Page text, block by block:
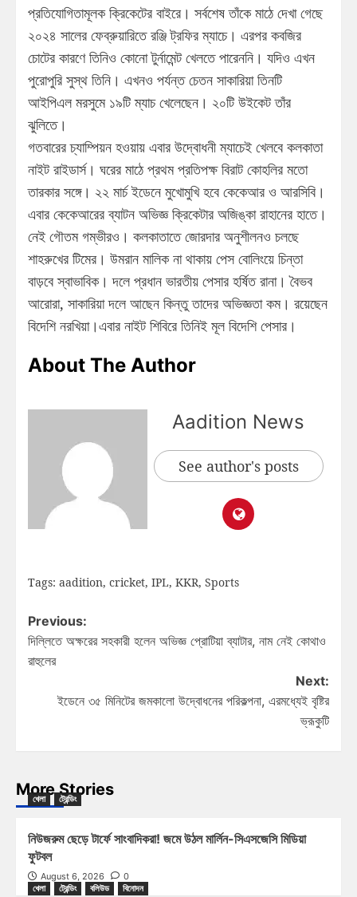
প্রতিযোগিতামূলক ক্রিকেটের বাইরে। সর্বশেষ তাঁকে মাঠে দেখা গেছে
২০২৪ সালের ফেব্রুয়ারিতে রঞ্জি ট্রফির ম্যাচে। এরপর কবজির
চোটের কারণে তিনিও কোনো টুর্নামেন্ট খেলতে পারেননি। যদিও এখন
পুরোপুরি সুস্থ তিনি। এখনও পর্যন্ত চেতন সাকারিয়া তিনটি
আইপিএল মরসুমে ১৯টি ম্যাচ খেলেছেন। ২০টি উইকেট তাঁর
ঝুলিতে।
গতবারের চ্যাম্পিয়ন হওয়ায় এবার উদ্বোধনী ম্যাচেই খেলবে কলকাতা
নাইট রাইডার্স। ঘরের মাঠে প্রথম প্রতিপক্ষ বিরাট কোহলির মতো
তারকার সঙ্গে। ২২ মার্চ ইডেনে মুখোমুখি হবে কেকেআর ও আরসিবি।
এবার কেকেআরের ব্যাটন অভিজ্ঞ ক্রিকেটার অজিঙ্কা রাহানের হাতে।
নেই গৌতম গম্ভীরও। কলকাতাতে জোরদার অনুশীলনও চলছে
শাহরুখের টিমের। উমরান মালিক না থাকায় পেস বোলিংয়ে চিন্তা
বাড়বে স্বাভাবিক। দলে প্রধান ভারতীয় পেসার হর্ষিত রানা। বৈভব
আরোরা, সাকারিয়া দলে আছেন কিন্তু তাদের অভিজ্ঞতা কম। রয়েছেন
বিদেশি নরখিয়া।এবার নাইট শিবিরে তিনিই মূল বিদেশি পেসার।
About The Author
Aadition News
See author's posts
Tags: aadition, cricket, IPL, KKR, Sports
Previous:
দিল্লিতে অক্ষরের সহকারী হলেন অভিজ্ঞ প্রোটিয়া ব্যাটার, নাম নেই কোথাও
রাহুলের
Next:
ইডেনে ৩৫ মিনিটের জমকালো উদ্বোধনের পরিকল্পনা, এরমধ্যেই বৃষ্টির
ভ্রূকুটি
More Stories
খেলা ট্রেন্ডিং
নিউজরুম ছেড়ে টার্ফে সাংবাদিকরা! জমে উঠল মার্লিন-সিএসজেসি মিডিয়া
ফুটবল
August 6, 2026
0
খেলা
ট্রেন্ডিং বলিউড বিনোদন